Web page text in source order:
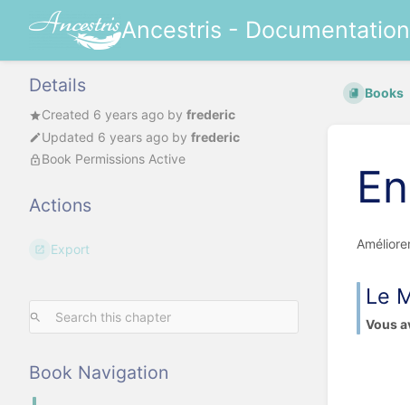
Ancestris - Documentation
Details
Created 6 years ago by frederic
Updated 6 years ago by frederic
Book Permissions Active
Actions
Export
Book Navigation
Books
Le
Vous